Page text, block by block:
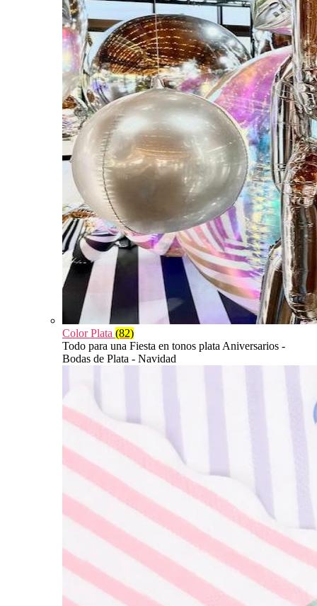
Color Plata (82)
Todo para una Fiesta en tonos plata Aniversarios -
Bodas de Plata - Navidad